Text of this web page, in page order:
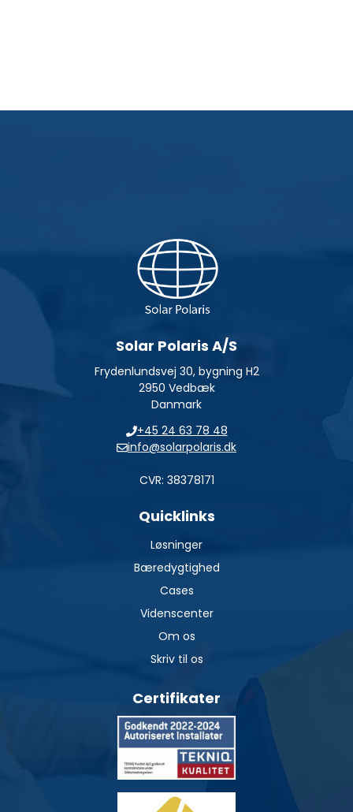
Solar Polaris A/S
Frydenlundsvej 30, bygning H2
2950 Vedbæk
Danmark
+45 24 63 78 48
info@solarpolaris.dk
CVR: 38378171
Quicklinks
Løsninger
Bæredygtighed
Cases
Videnscenter
Om os
Skriv til os
Certifikater